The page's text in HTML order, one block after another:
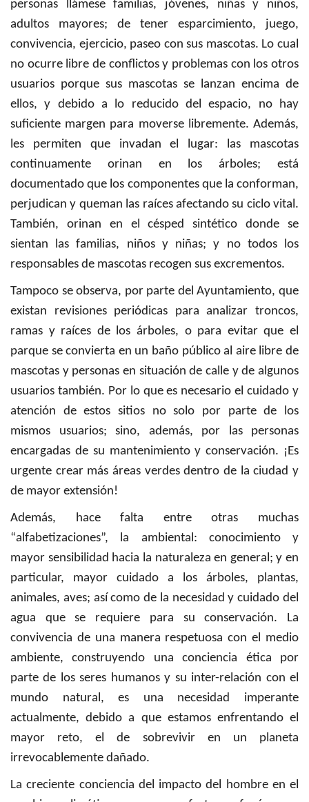
personas llámese familias, jóvenes, niñas y niños,
adultos mayores; de tener esparcimiento, juego,
convivencia, ejercicio, paseo con sus mascotas. Lo cual
no ocurre libre de conflictos y problemas con los otros
usuarios porque sus mascotas se lanzan encima de
ellos, y debido a lo reducido del espacio, no hay
suficiente margen para moverse libremente. Además,
les permiten que invadan el lugar: las mascotas
continuamente orinan en los árboles; está
documentado que los componentes que la conforman,
perjudican y queman las raíces afectando su ciclo vital.
También, orinan en el césped sintético donde se
sientan las familias, niños y niñas; y no todos los
responsables de mascotas recogen sus excrementos.
Tampoco se observa, por parte del Ayuntamiento, que
existan revisiones periódicas para analizar troncos,
ramas y raíces de los árboles, o para evitar que el
parque se convierta en un baño público al aire libre de
mascotas y personas en situación de calle y de algunos
usuarios también. Por lo que es necesario el cuidado y
atención de estos sitios no solo por parte de los
mismos usuarios; sino, además, por las personas
encargadas de su mantenimiento y conservación. ¡Es
urgente crear más áreas verdes dentro de la ciudad y
de mayor extensión!
Además, hace falta entre otras muchas
“alfabetizaciones”, la ambiental: conocimiento y
mayor sensibilidad hacia la naturaleza en general; y en
particular, mayor cuidado a los árboles, plantas,
animales, aves; así como de la necesidad y cuidado del
agua que se requiere para su conservación. La
convivencia de una manera respetuosa con el medio
ambiente, construyendo una conciencia ética por
parte de los seres humanos y su inter-relación con el
mundo natural, es una necesidad imperante
actualmente, debido a que estamos enfrentando el
mayor reto, el de sobrevivir en un planeta
irrevocablemente dañado.
La creciente conciencia del impacto del hombre en el